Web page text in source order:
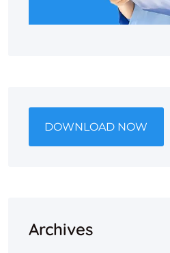
DOWNLOAD NOW
Archives